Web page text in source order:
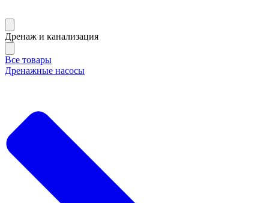
Дренаж и канализация
Все товары
Дренажные насосы